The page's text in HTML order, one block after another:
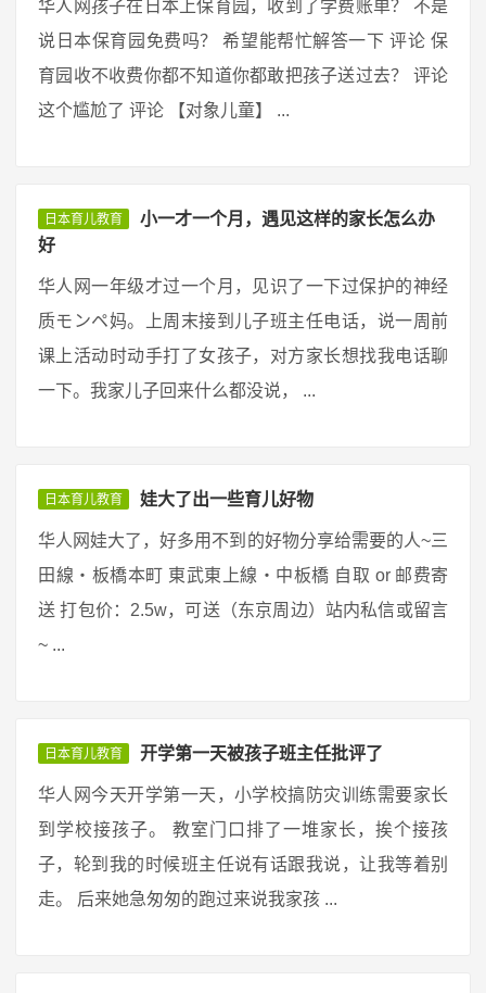
华人网孩子在日本上保育园，收到了学费账单？ 不是
说日本保育园免费吗？ 希望能帮忙解答一下 评论 保
育园收不收费你都不知道你都敢把孩子送过去？ 评论
这个尴尬了 评论 【对象儿童】 ...
日本育儿教育
小一才一个月，遇见这样的家长怎么办
好
华人网一年级才过一个月，见识了一下过保护的神经
质モンペ妈。上周末接到儿子班主任电话，说一周前
课上活动时动手打了女孩子，对方家长想找我电话聊
一下。我家儿子回来什么都没说， ...
日本育儿教育 娃大了出一些育儿好物
华人网娃大了，好多用不到的好物分享给需要的人~三
田線・板橋本町 東武東上線・中板橋 自取 or 邮费寄
送 打包价：2.5w，可送（东京周边）站内私信或留言
~ ...
日本育儿教育 开学第一天被孩子班主任批评了
华人网今天开学第一天，小学校搞防灾训练需要家长
到学校接孩子。 教室门口排了一堆家长，挨个接孩
子，轮到我的时候班主任说有话跟我说，让我等着别
走。 后来她急匆匆的跑过来说我家孩 ...